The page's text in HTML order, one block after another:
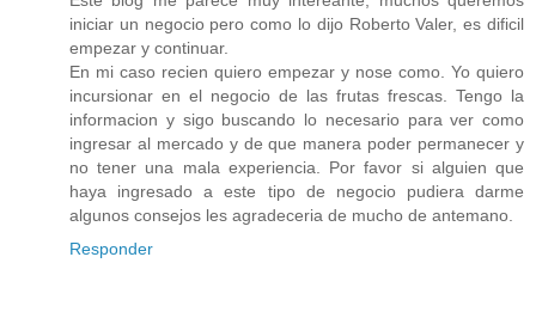
iniciar un negocio pero como lo dijo Roberto Valer, es dificil
empezar y continuar.
En mi caso recien quiero empezar y nose como. Yo quiero
incursionar en el negocio de las frutas frescas. Tengo la
informacion y sigo buscando lo necesario para ver como
ingresar al mercado y de que manera poder permanecer y
no tener una mala experiencia. Por favor si alguien que
haya ingresado a este tipo de negocio pudiera darme
algunos consejos les agradeceria de mucho de antemano.
Responder